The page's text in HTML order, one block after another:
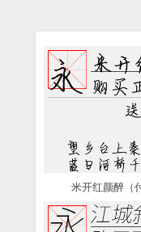
米开红颜醉（